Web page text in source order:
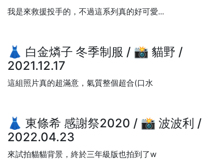
我是來救援投手的，不過這系列真的好可愛...
👗 白金燐子 冬季制服 / 📸 貓野 /
2021.12.17
這組照片真的超滿意，氣質整個超合(口水
👗 東條希 感謝祭2020 / 📸 波波利 /
2022.04.23
來試拍貓貓背景，終於三年級版也拍到了w